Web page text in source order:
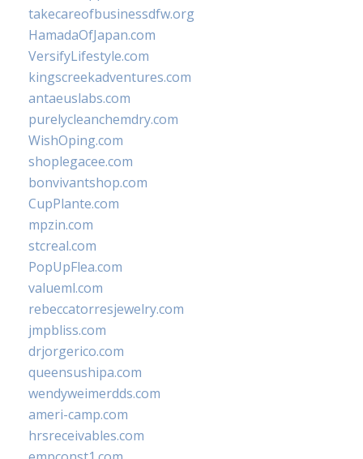
takecareofbusinessdfw.org
HamadaOfJapan.com
VersifyLifestyle.com
kingscreekadventures.com
antaeuslabs.com
purelycleanchemdry.com
WishOping.com
shoplegacee.com
bonvivantshop.com
CupPlante.com
mpzin.com
stcreal.com
PopUpFlea.com
valueml.com
rebeccatorresjewelry.com
jmpbliss.com
drjorgerico.com
queensushipa.com
wendyweimerdds.com
ameri-camp.com
hrsreceivables.com